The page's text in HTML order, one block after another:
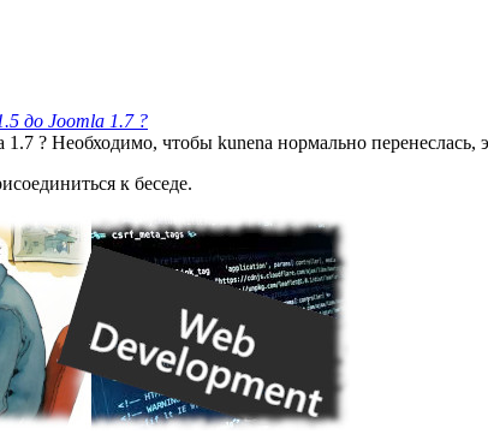
до Joomla 1.7 ?
? Необходимо, чтобы kunena нормально перенеслась,
к беседе.